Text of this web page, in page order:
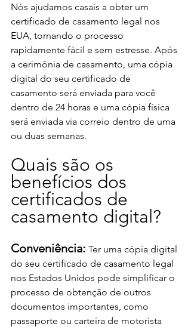
Nós ajudamos casais a obter um
certificado de casamento legal nos
EUA, tornando o processo
rapidamente fácil e sem estresse. Após
a cerimônia de casamento, uma cópia
digital do seu certificado de
casamento será enviada para você
dentro de 24 horas e uma cópia física
será enviada via correio dentro de uma
ou duas semanas.
Quais são os
benefícios dos
certificados de
casamento digital?
Conveniência: Ter uma cópia digital
do seu certificado de casamento legal
nos Estados Unidos pode simplificar o
processo de obtenção de outros
documentos importantes, como
passaporte ou carteira de motorista